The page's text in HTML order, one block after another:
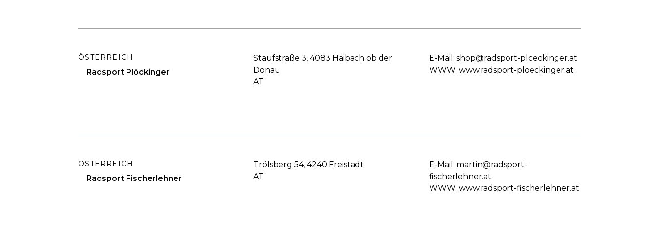
ÖSTERREICH
Radsport Plöckinger
Staufstraße 3, 4083 Haibach ob der
Donau
AT
E-Mail: shop@radsport-ploeckinger.at
WWW: www.radsport-ploeckinger.at
ÖSTERREICH
Radsport Fischerlehner
Trölsberg 54, 4240 Freistadt
AT
E-Mail: martin@radsport-
fischerlehner.at
WWW: www.radsport-fischerlehner.at